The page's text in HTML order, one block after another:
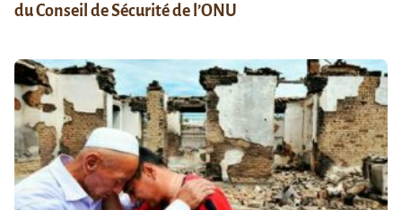
du Conseil de Sécurité de l’ONU